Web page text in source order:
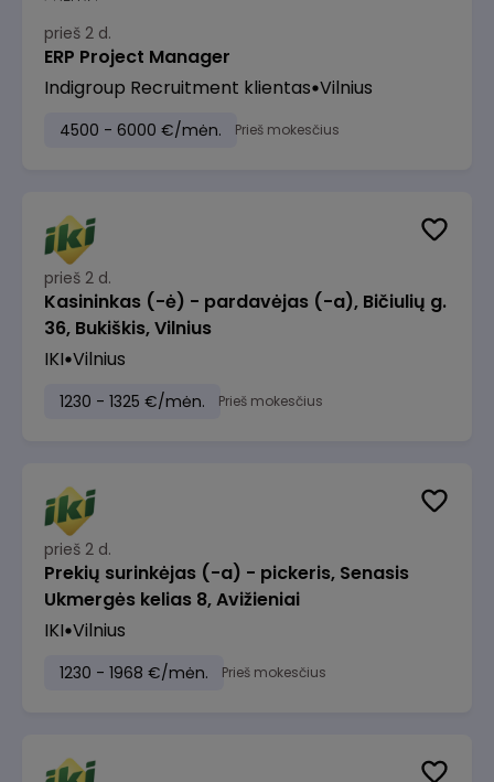
prieš 2 d.
ERP Project Manager
Indigroup Recruitment klientas Vilnius
4500 - 6000 €/mėn. Prieš mokesčius
prieš 2 d.
Kasininkas (-ė) - pardavėjas (-a), Bičiulių g.
36, Bukiškis, Vilnius
IKI Vilnius
1230 - 1325 €/mėn. Prieš mokesčius
prieš 2 d.
Prekių surinkėjas (-a) - pickeris, Senasis
Ukmergės kelias 8, Avižieniai
IKI Vilnius
1230 - 1968 €/mėn. Prieš mokesčius